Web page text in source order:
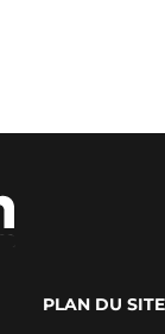
PLAN DU SITE